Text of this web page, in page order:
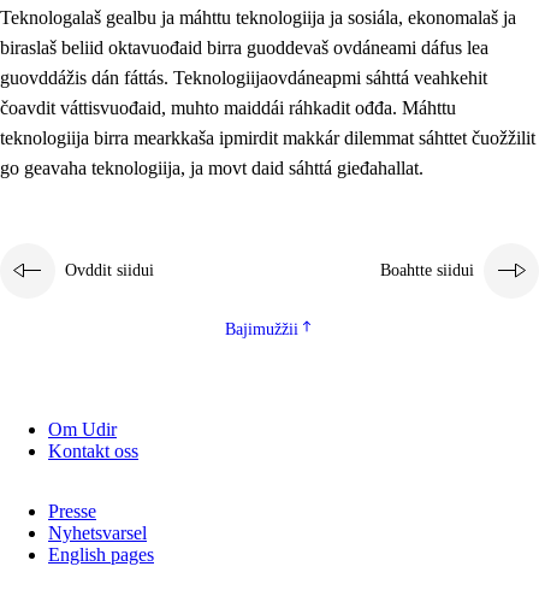
2.5.1 Álbmotdearvvašvuohta ja eallimis birget
2.5.2 Demokratiija ja mielborgárvuohta
2.5.3 Guoddevaš ovdáneapmi
Teknologalaš gealbu ja máhttu teknologiija ja sosiála, ekonomalaš ja
biraslaš beliid oktavuođaid birra guoddevaš ovdáneami dáfus lea
guovddážis dán fáttás. Teknologiijaovdáneapmi sáhttá veahkehit
čoavdit váttisvuođaid, muhto maiddái ráhkadit ođđa. Máhttu
teknologiija birra mearkkaša ipmirdit makkár dilemmat sáhttet čuožžilit
go geavaha teknologiija, ja movt daid sáhttá gieđahallat.
Ovddit siidui Boahtte siidui
Bajimužžii
Om Udir
Kontakt oss
Presse
Nyhetsvarsel
English pages